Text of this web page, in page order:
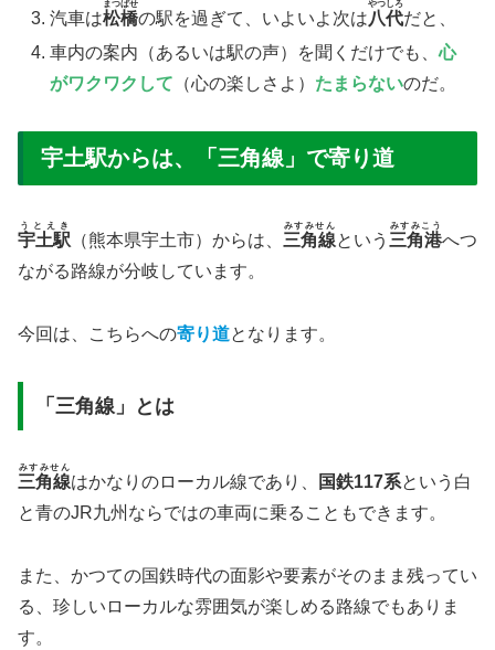
​汽車は松橋
まつばせ
の駅を過ぎて、いよいよ次は八代
やつしろ
だと、
​車内の案内（あるいは駅の声）を聞くだけでも、心
がワクワクして （心の楽しさよ） たまらないのだ。
宇土駅からは、「三角線」で寄り道
宇土駅
うとえき
（熊本県宇土市）からは、 三角線
みすみせん
という 三角港
みすみこう
へつ
ながる路線が分岐しています。
今回は、こちらへの寄り道となります。
「三角線」とは
三角線
みすみせん
はかなりのローカル線であり、 国鉄117系という白
と青のJR九州ならではの車両に乗ることもできます。
また、かつての国鉄時代の面影や要素がそのまま残ってい
る、珍しいローカルな雰囲気が楽しめる路線でもありま
す。